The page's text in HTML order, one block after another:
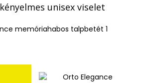
kényelmes unisex viselet